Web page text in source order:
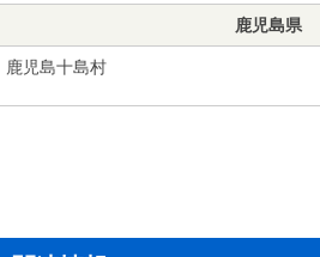
鹿児島県
鹿児島十島村